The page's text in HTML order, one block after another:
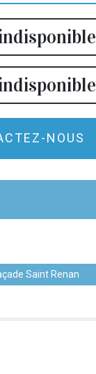
NOUS
Saint Renan